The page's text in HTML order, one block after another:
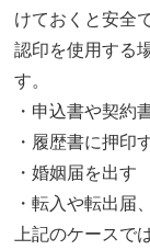
けておくと安全
認印を使用する
す。
・申込書や契約
・履歴書に押印
・婚姻届を出す
・転入や転出届
上記のケースで